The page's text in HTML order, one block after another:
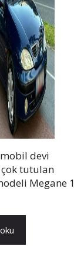
devi
çok tutulan
Megane 1